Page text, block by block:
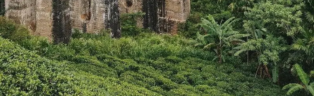
familiade India. Si quieres ver losblogs en inglesy
también tenemos nuestrosblogs italianospara que
puedas compartirlos entre tus amigos.